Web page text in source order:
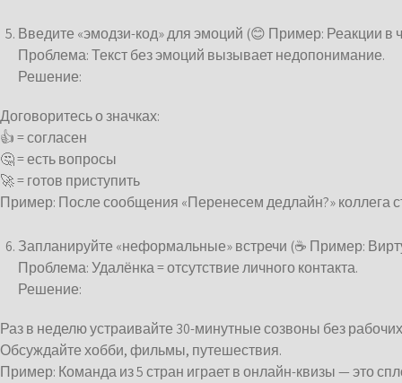
Введите «эмодзи-код» для эмоций (😊 Пример: Реакции в
Проблема: Текст без эмоций вызывает недопонимание.
Решение:
Договоритесь о значках:
👍 = согласен
🤔 = есть вопросы
🚀 = готов приступить
Пример: После сообщения «Перенесем дедлайн?» коллега
Запланируйте «неформальные» встречи (☕ Пример:
Проблема: Удалёнка = отсутствие личного контакта.
Решение:
Раз в неделю устраивайте 30-минутные созвоны без
Обсуждайте хобби, фильмы, путешествия.
Пример: Команда из 5 стран играет в онлайн-квизы — это